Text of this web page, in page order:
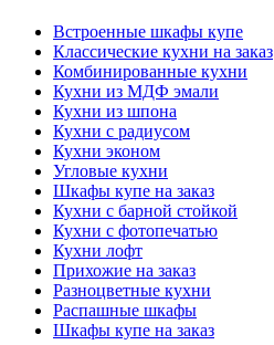
Встроенные шкафы купе
Классические кухни на заказ
Комбинированные кухни
Кухни из МДФ эмали
Кухни из шпона
Кухни с радиусом
Кухни эконом
Угловые кухни
Шкафы купе на заказ
Кухни с барной стойкой
Кухни с фотопечатью
Кухни лофт
Прихожие на заказ
Разноцветные кухни
Распашные шкафы
Шкафы купе на заказ